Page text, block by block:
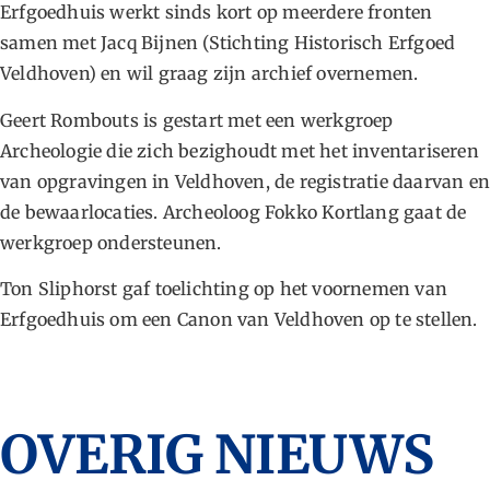
Erfgoedhuis werkt sinds kort op meerdere fronten
samen met Jacq Bijnen (Stichting Historisch Erfgoed
Veldhoven) en wil graag zijn archief overnemen.
Geert Rombouts is gestart met een werkgroep
Archeologie die zich bezighoudt met het inventariseren
van opgravingen in Veldhoven, de registratie daarvan en
de bewaarlocaties. Archeoloog Fokko Kortlang gaat de
werkgroep ondersteunen.
Ton Sliphorst gaf toelichting op het voornemen van
Erfgoedhuis om een Canon van Veldhoven op te stellen.
OVERIG NIEUWS